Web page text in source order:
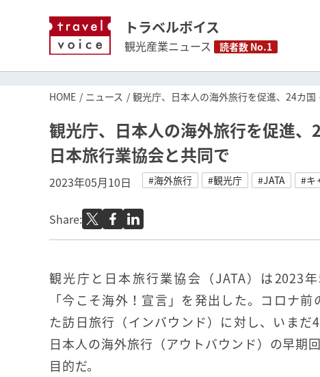
トラベルボイス
観光産業ニュース 読者数 No.1
HOME ニュース 観光庁、日本人の海外旅行を促進、24カ
観光庁、日本人の海外旅行を促進、
日本旅行業協会と共同で
2023年05月10日 #海外旅行 #観光庁 #JATA #キ
Share:
観光庁と日本旅行業協会（JATA）は2023
「今こそ海外！宣言」を発出した。コロナ前
た訪日旅行（インバウンド）に対し、いまだ
日本人の海外旅行（アウトバウンド）の早期
目的だ。